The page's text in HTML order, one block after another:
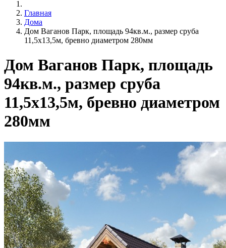
Главная
Дома
Дом Ваганов Парк, площадь 94кв.м., размер сруба
11,5х13,5м, бревно диаметром 280мм
Дом Ваганов Парк, площадь
94кв.м., размер сруба
11,5х13,5м, бревно диаметром
280мм